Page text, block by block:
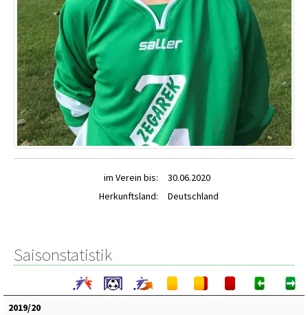
im Verein bis:
30.06.2020
Herkunftsland:
Deutschland
Saisonstatistik
2019/20